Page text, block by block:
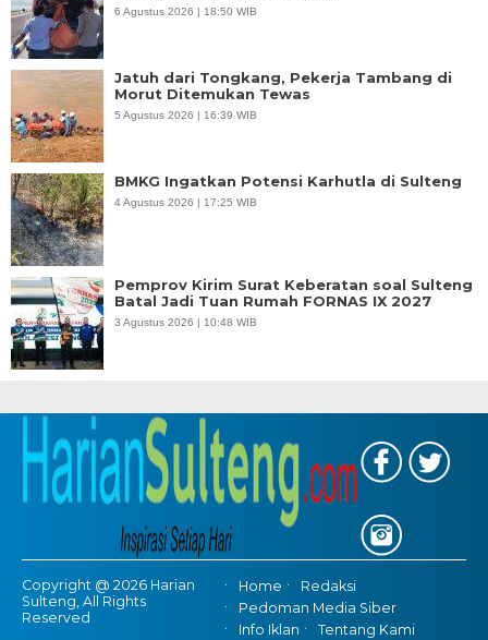
6 Agustus 2026 | 18:50 WIB
Jatuh dari Tongkang, Pekerja Tambang di
Morut Ditemukan Tewas
5 Agustus 2026 | 16:39 WIB
BMKG Ingatkan Potensi Karhutla di Sulteng
4 Agustus 2026 | 17:25 WIB
Pemprov Kirim Surat Keberatan soal Sulteng
Batal Jadi Tuan Rumah FORNAS IX 2027
3 Agustus 2026 | 10:48 WIB
Copyright @ 2026 Harian
Sulteng, All Rights
Reserved
Home
Redaksi
Pedoman Media Siber
Info Iklan
Tentang Kami